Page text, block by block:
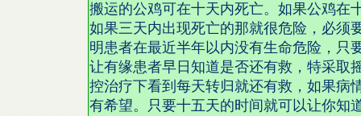
搬运的公鸡可在十天内死亡。如果公鸡在
如果三天内出现死亡的那就很危险，必须
明患者在最近半年以内没有生命危险，只
让有缘患者早日知道是否还有救，特采取
控治疗下看到每天转归就还有救，如果病
有希望。只要十五天的时间就可以让你知